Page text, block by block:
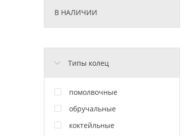
В НАЛИЧИИ
Типы колец
помолвочные
обручальные
коктейльные